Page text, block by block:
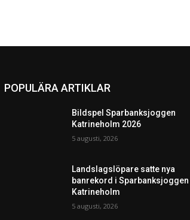
POPULÄRA ARTIKLAR
Bildspel Sparbanksjoggen
Katrineholm 2026
5 augusti, 2026
Landslagslöpare satte nya
banrekord i Sparbanksjoggen
Katrineholm
5 augusti, 2026